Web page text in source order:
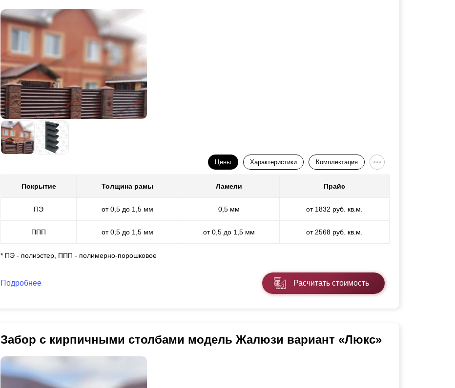
Цены Характеристики Комплектация
Покрытие Толщина рамы Ламели Прайс
ПЭ от 0,5 до 1,5 мм 0,5 мм от 1832 руб. кв.м.
ППП от 0,5 до 1,5 мм от 0,5 до 1,5 мм от 2568 руб. кв.м.
* ПЭ - полиэстер, ППП - полимерно-порошковое
Подробнее Расчитать стоимость
Забор с кирпичными столбами модель Жалюзи вариант «Люкс»